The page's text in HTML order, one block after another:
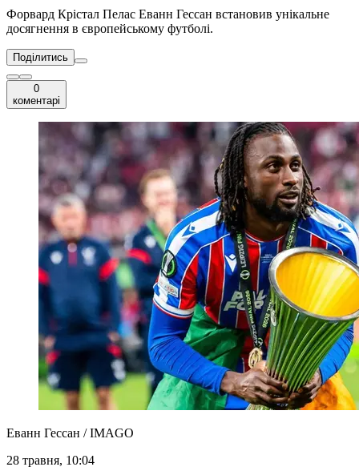
Форвард Крістал Пелас Еванн Гессан встановив унікальне
досягнення в європейському футболі.
Поділитись
0
коментарі
Еванн Гессан / IMAGO
28 травня, 10:04